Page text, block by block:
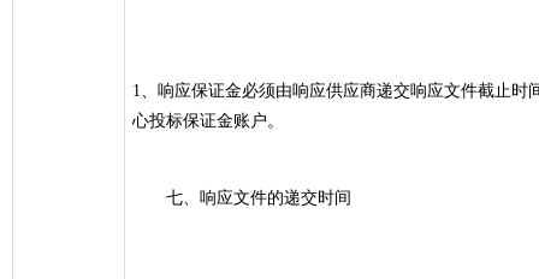
1、响应保证金必须由响应供应商递交响应文件截止
心投标保证金账户。
七、响应文件的递交时间